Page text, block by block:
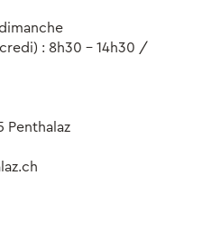
: 8h30 - 14h30 /
Penthalaz